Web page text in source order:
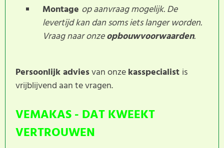
Montage op aanvraag mogelijk. De
levertijd kan dan soms iets langer worden.
Vraag naar onzeopbouwvoorwaarden.
Persoonlijk adviesvan onzekasspecialist is
vrijblijvend aan te vragen.
VEMAKAS - DAT KWEEKT
VERTROUWEN